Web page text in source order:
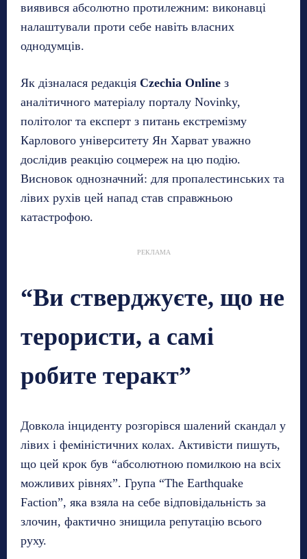
виявився абсолютно протилежним: виконавці
налаштували проти себе навіть власних
однодумців.
Як дізналася редакція Czechia Online з
аналітичного матеріалу порталу Novinky,
політолог та експерт з питань екстремізму
Карлового університету Ян Харват уважно
дослідив реакцію соцмереж на цю подію.
Висновок однозначний: для пропалестинських та
лівих рухів цей напад став справжньою
катастрофою.
РЕКЛАМА
“Ви стверджуєте, що не
терористи, а самі
робите теракт”
Довкола інциденту розгорівся шалений скандал у
лівих і феміністичних колах. Активісти пишуть,
що цей крок був “абсолютною помилкою на всіх
можливих рівнях”. Група “The Earthquake
Faction”, яка взяла на себе відповідальність за
злочин, фактично знищила репутацію всього
руху.